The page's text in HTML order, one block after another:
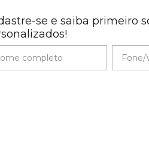
se e saiba primeiro